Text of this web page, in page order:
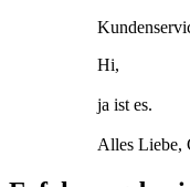
Hi,
ja ist es.
Alles Liebe,